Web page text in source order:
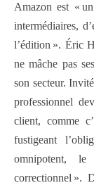
Amazon est «
intermédiaires,
l’édition ». Éric
ne mâche pas
son secteur.
professionnel
client, comme
fustigeant
omnipotent,
correctionnel ».